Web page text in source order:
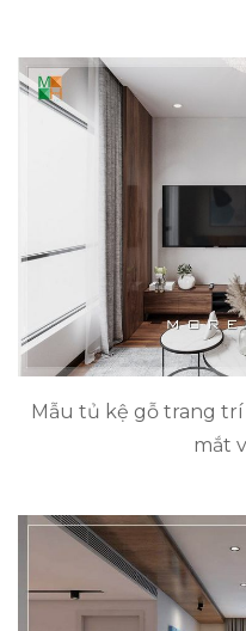
Mẫu tủ kệ gỗ trang
mắt